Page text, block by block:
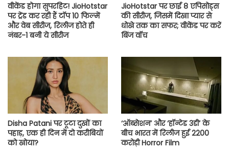
वीकेंड होगा सुपरहिट! JioHotstar
पर ट्रेंड कर रही हैं टॉप 10 फिल्में
और वेब सीरीज, रिलीज होते ही
नंबर-1 बनी ये सीरीज
JioHotstar पर छाई 8 एपिसोड्स
की सीरीज, जिसमें दिखा प्यार से
धोखे तक का सफर; वीकेंड पर करें
बिंज वॉच
Disha Patani पर टूटा दुखों का
पहाड़, एक ही दिन में दो करीबियों
को खोया?
‘ऑब्सेशन’ और ‘हॉन्टेड 3डी’ के
बीच भारत में रिलीज हुई 2200
करोड़ी Horror Film